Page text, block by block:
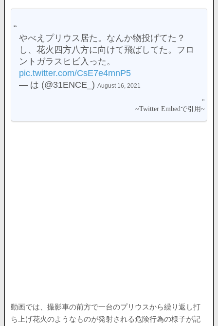
やべえプリウス居た。なんか物投げてた？
し、花火四方八方に向けて飛ばしてた。フロ
ントガラスヒビ入った。
pic.twitter.com/CsE7e4mnP5
— は (@31ENCE_)August 16, 2021
動画では、撮影車の前方で一台のプリウスから繰り返し打
ち上げ花火のようなものが発射される危険行為の様子が記